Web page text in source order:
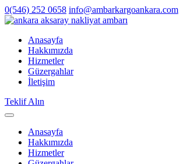
0(546) 252 0658 info@ambarkargoankara.com
Anasayfa
Hakkımızda
Hizmetler
Güzergahlar
İletişim
Teklif Alın
Anasayfa
Hakkımızda
Hizmetler